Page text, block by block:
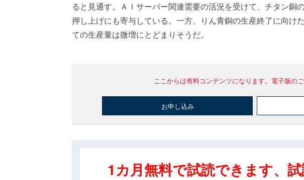
ると見通す。ＡＩサーバー関連需要の活況を受けて、チタン銅
押し上げにも寄与している。一方、りん青銅の生産終了に向け
ての生産量は微増にとどまりそうだ。
ここからは有料コンテンツになります。電子版のご
お申し込み
1カ月無料で試読できます、